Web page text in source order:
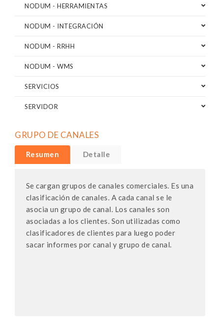
NODUM - HERRAMIENTAS
NODUM - INTEGRACIÓN
NODUM - RRHH
NODUM - WMS
SERVICIOS
SERVIDOR
GRUPO DE CANALES
Resumen Detalle
Se cargan grupos de canales comerciales. Es una
clasificación de canales. A cada canal se le
asocia un grupo de canal. Los canales son
asociadas a los clientes. Son utilizadas como
clasificadores de clientes para luego poder
sacar informes por canal y grupo de canal.